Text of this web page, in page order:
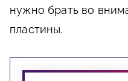
нужно брать во
пластины.